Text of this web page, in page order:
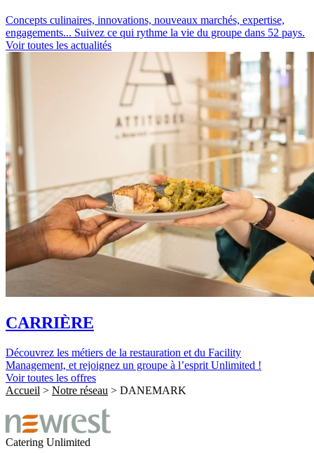
Concepts culinaires, innovations, nouveaux marchés, expertise,
engagements... Suivez ce qui rythme la vie du groupe dans 52 pays.
Voir toutes les actualités
CARRIÈRE
Découvrez les métiers de la restauration et du Facility
Management, et rejoignez un groupe à l’esprit Unlimited !
Voir toutes les offres
Accueil > Notre réseau > DANEMARK
Catering Unlimited